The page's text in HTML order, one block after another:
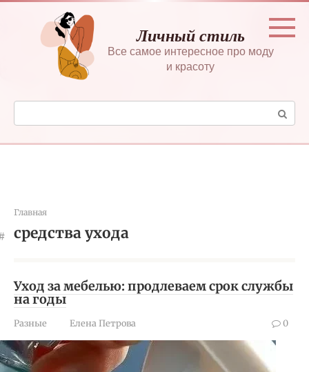
Перейти
контенту
Личный стиль
Все самое интересное про моду
и красоту
Поиск:
Главная
средства ухода
Уход за мебелью: продлеваем срок службы
на годы
Разные Елена Петрова 0